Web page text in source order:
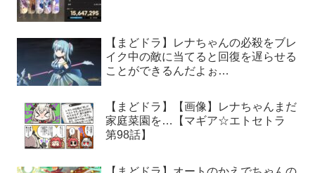
【まどドラ】レナちゃんの必殺をブレ
イク中の敵に当てると回復を遅らせる
ことができるんだよぉ…
【まどドラ】【画像】レナちゃんまだ
家庭菜園を…【マギア☆エトセトラ
第98話】